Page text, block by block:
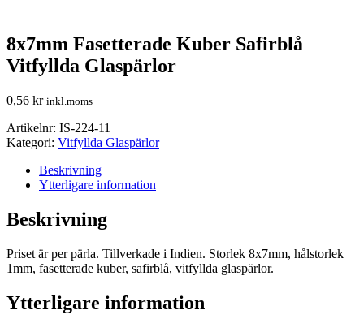
8x7mm Fasetterade Kuber Safirblå
Vitfyllda Glaspärlor
0,56 kr inkl.moms
Artikelnr: IS-224-11
Kategori: Vitfyllda Glaspärlor
Beskrivning
Ytterligare information
Beskrivning
Priset är per pärla. Tillverkade i Indien. Storlek 8x7mm, hålstorlek
1mm, fasetterade kuber, safirblå, vitfyllda glaspärlor.
Ytterligare information